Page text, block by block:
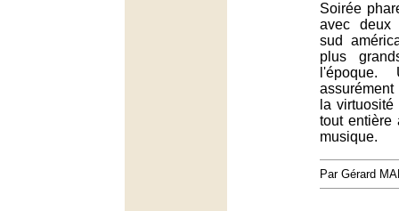
Soirée
avec deux
sud
plus
l'époque.
la
tout entière
musique.
Par Gérard